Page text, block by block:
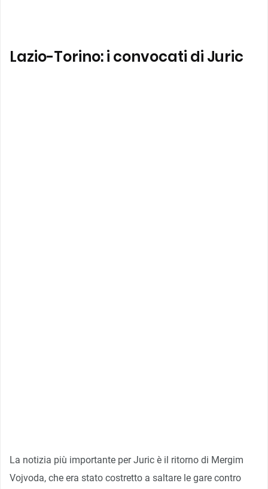
Lazio-Torino: i convocati di Juric
La notizia più importante per Juric è il ritorno di Mergim
Vojvoda, che era stato costretto a saltare le gare contro